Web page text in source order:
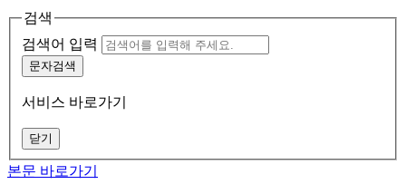
검색
검색어 입력
문자검색
서비스 바로가기
닫기
본문 바로가기